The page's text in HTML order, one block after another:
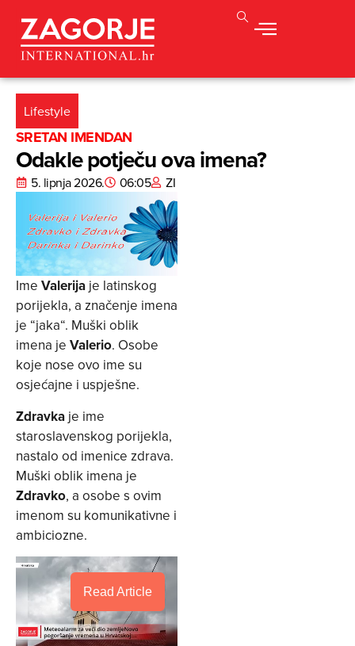
Lifestyle
SRETAN IMENDAN
Odakle potječu ova imena?
5. lipnja 2026. 06:05 ZI
Ime Valerija je latinskog
porijekla, a značenje imena
je “jaka“. Muški oblik
imena je Valerio. Osobe
koje nose ovo ime su
osjećajne i uspješne.
Zdravka je ime
staroslavenskog porijekla,
nastalo od imenice zdrava.
Muški oblik imena je
Zdravko, a osobe s ovim
imenom su komunikativne i
ambiciozne.
Read Article